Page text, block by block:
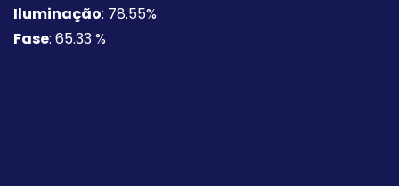
Iluminação: 78.55%
Fase: 65.33 %